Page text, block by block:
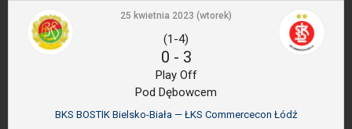
25 kwietnia 2023 (wtorek)
(1-4)
0 - 3
Play Off
Pod Dębowcem
BKS BOSTIK Bielsko-Biała — ŁKS Commercecon Łódź